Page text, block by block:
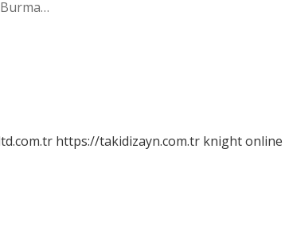
https://takidizayn.com.tr knight online